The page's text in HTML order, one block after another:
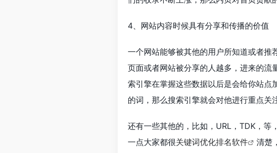
4、网站内容时候具有分享和传播的价值
一个网站能够被其他的用户所知道或者推
页面或者网站被分享的人越多，进来的流
索引擎在掌握这些数据以后是会给你站
的词，那么搜索引擎就会对他进行重点关
还有一些其他的，比如，URL，TDK，
一点大家都很关键词优化排名软件
清楚